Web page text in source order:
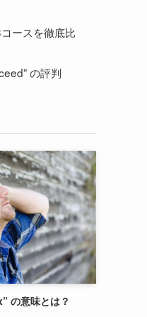
ースを徹底比
の評判
の意味とは？